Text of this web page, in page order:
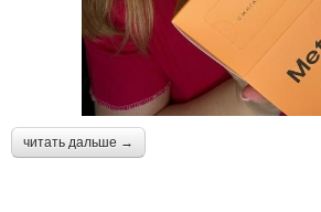
читать дальше →